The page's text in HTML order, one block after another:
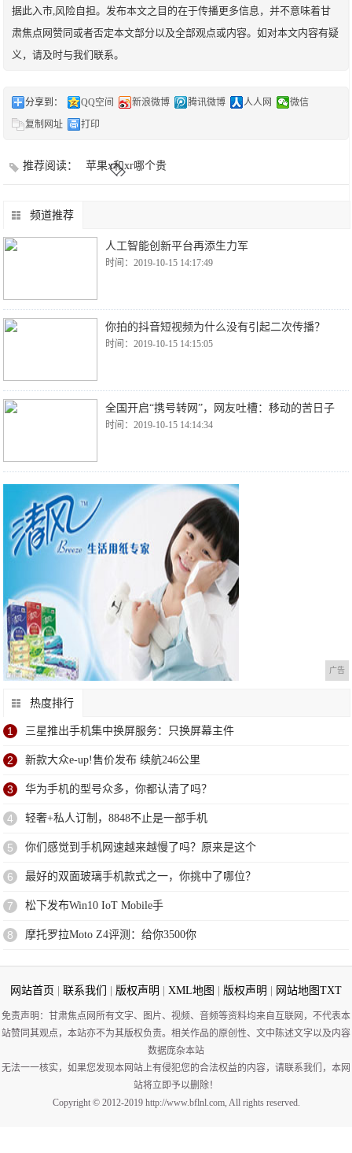
据此入市,风险自担。发布本文之目的在于传播更多信息，并不意味着甘
肃焦点网赞同或者否定本文部分以及全部观点或内容。如对本文内容有疑
义，请及时与我们联系。
分享到： QQ空间 新浪微博 腾讯微博 人人网
微信
复制网址
打印
推荐阅读： 苹果x和xr哪个贵
频道推荐
人工智能创新平台再添生力军
时间：2019-10-15 14:17:49
你拍的抖音短视频为什么没有引起二次传播？
时间：2019-10-15 14:15:05
全国开启“携号转网”，网友吐槽：移动的苦日子
时间：2019-10-15 14:14:34
广告
热度排行
1 三星推出手机集中换屏服务：只换屏幕主件
2 新款大众e-up!售价发布 续航246公里
3 华为手机的型号众多，你都认清了吗？
4 轻奢+私人订制，8848不止是一部手机
5 你们感觉到手机网速越来越慢了吗？原来是这个
6 最好的双面玻璃手机款式之一，你挑中了哪位？
7 松下发布Win10 IoT Mobile手
8 摩托罗拉Moto Z4评测：给你3500你
网站首页 联系我们 版权声明 XML地图 版权声明 网站地图TXT
免责声明：甘肃焦点网所有文字、图片、视频、音频等资料均来自互联网，不代表本
站赞同其观点，本站亦不为其版权负责。相关作品的原创性、文中陈述文字以及内容
数据庞杂本站
无法一一核实，如果您发现本网站上有侵犯您的合法权益的内容，请联系我们，本网
站将立即予以删除！
Copyright © 2012-2019 http://www.bflnl.com, All rights reserved.